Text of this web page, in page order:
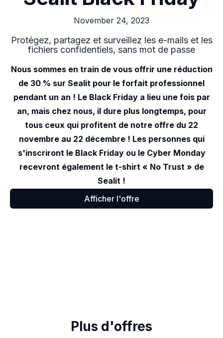
November 24, 2023
Protégez, partagez et surveillez les e-mails et les
fichiers confidentiels, sans mot de passe
Nous sommes en train de vous offrir une réduction
de 30 % sur Sealit pour le forfait professionnel
pendant un an ! Le Black Friday a lieu une fois par
an, mais chez nous, il dure plus longtemps, pour
tous ceux qui profitent de notre offre du 22
novembre au 22 décembre ! Les personnes qui
s'inscriront le Black Friday ou le Cyber Monday
recevront également le t-shirt « No Trust » de
Sealit !
Afficher l'offre
Plus d'offres